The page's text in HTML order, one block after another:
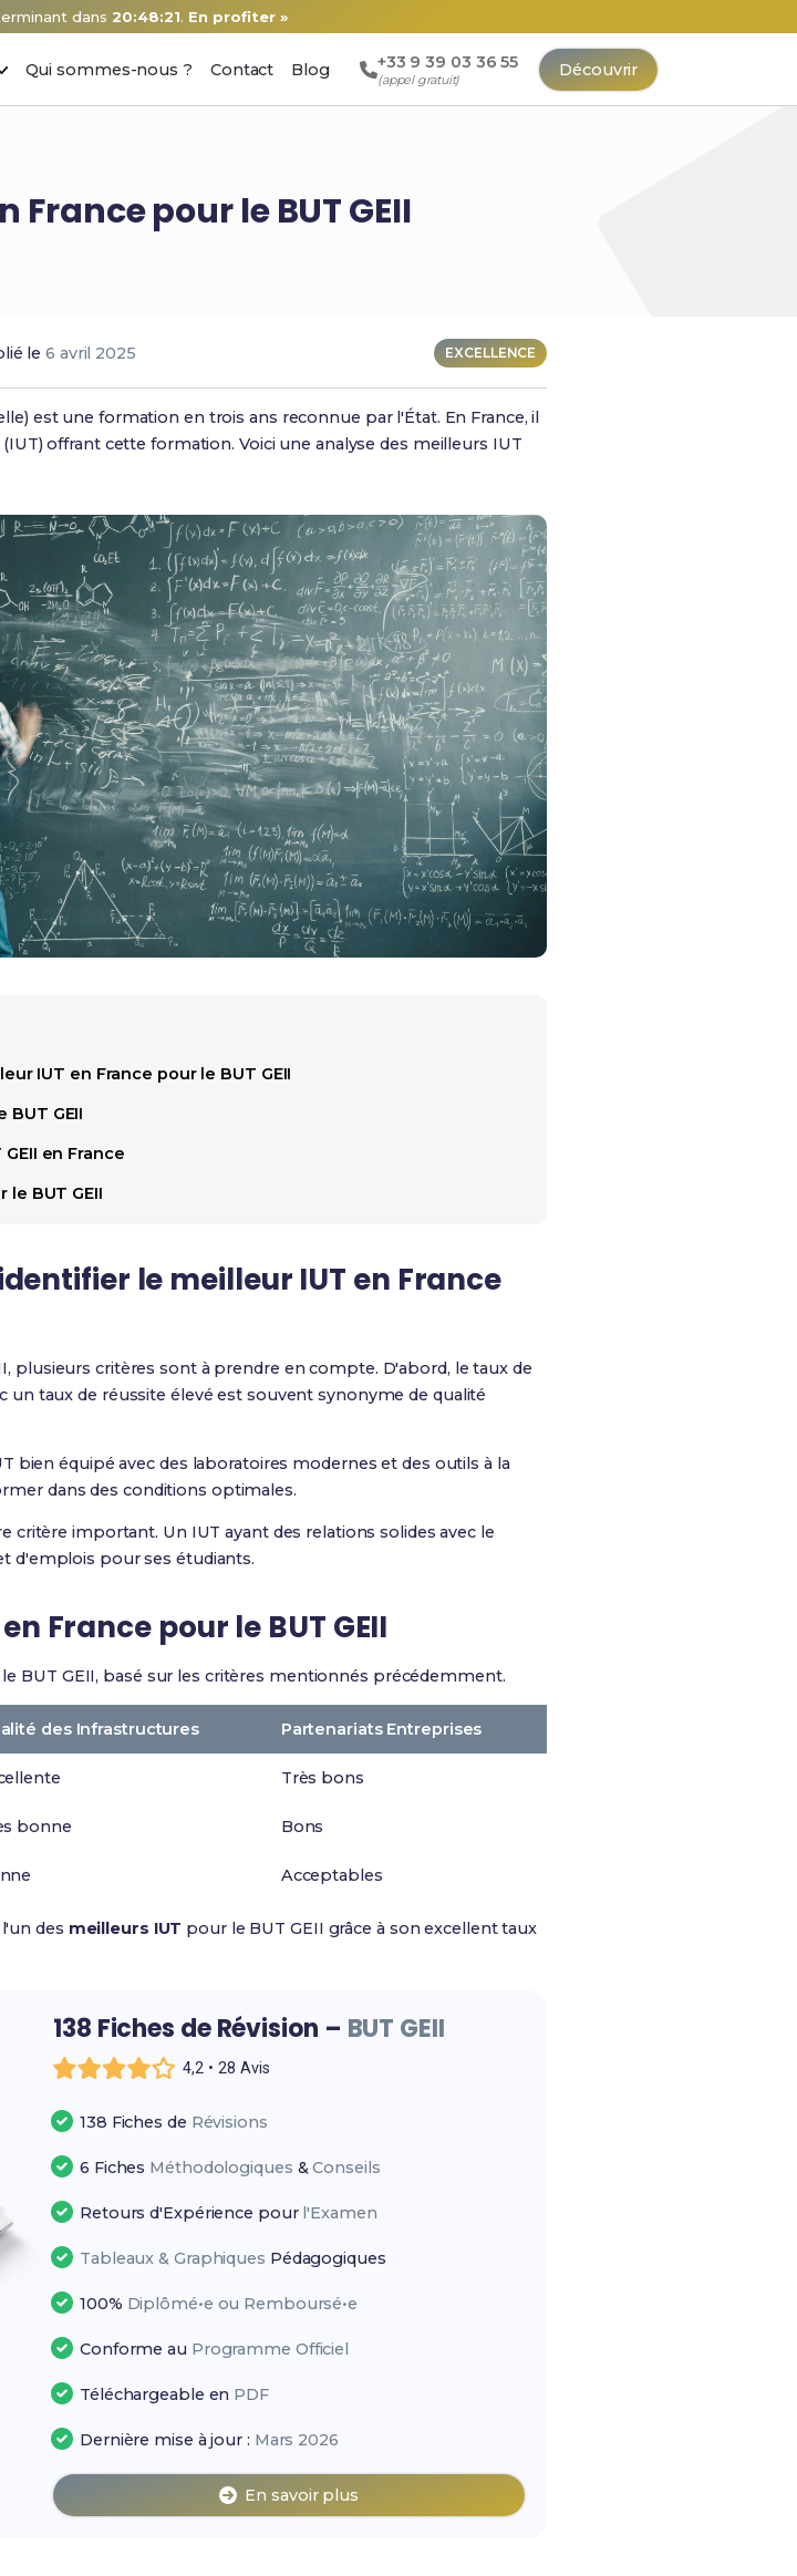
dans 20:48:20.En profiter »
Qui sommes-nous ? Contact Blog +33 9 39 03 36 55
(appel gratuit)
Découvrir
France pour le BUT GEII
le6 avril 2025 EXCELLENCE
est une formation en trois ans reconnue par l'État. En France, il
offrant cette formation. Voici une analyse des meilleurs IUT
IUT en France pour le BUT GEII
GEII
en France
BUT GEII
le meilleur IUT en France
plusieurs critères sont à prendre en compte. D'abord, le taux de
un taux de réussite élevé est souvent synonyme de qualité
bien équipé avec des laboratoires modernes et des outils à la
dans des conditions optimales.
critère important. Un IUT ayant des relations solides avec le
d'emplois pour ses étudiants.
France pour le BUT GEII
BUT GEII, basé sur les critères mentionnés précédemment.
des Infrastructures Partenariats Entreprises
Très bons
bonne Bons
Acceptables
des meilleurs IUT pour le BUT GEII grâce à son excellent taux
138 Fiches de Révision – BUT GEII
4,2 • 28 Avis
138 Fiches de Révisions
6 Fiches Méthodologiques &Conseils
Retours d'Expérience pour l'Examen
Tableaux & Graphiques Pédagogiques
100% Diplômé•e ou Remboursé•e
Conforme au Programme Officiel
Téléchargeable en PDF
Dernière mise à jour : Mars 2026
En savoir plus